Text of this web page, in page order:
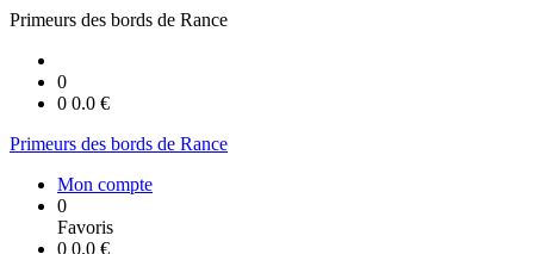
Primeurs des bords de Rance
0
0 0.0 €
Primeurs des bords de Rance
Mon compte
0
Favoris
0 0.0 €